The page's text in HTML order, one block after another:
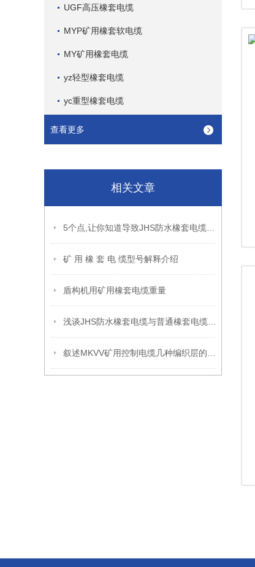
UGF高压橡套电缆
MYP矿用橡套软电缆
MY矿用橡套电缆
yz轻型橡套电缆
yc重型橡套电缆
查看更多
相关文章
矿 用 橡 套 电 缆型号解释介绍
盾构机用矿用橡套电缆重量